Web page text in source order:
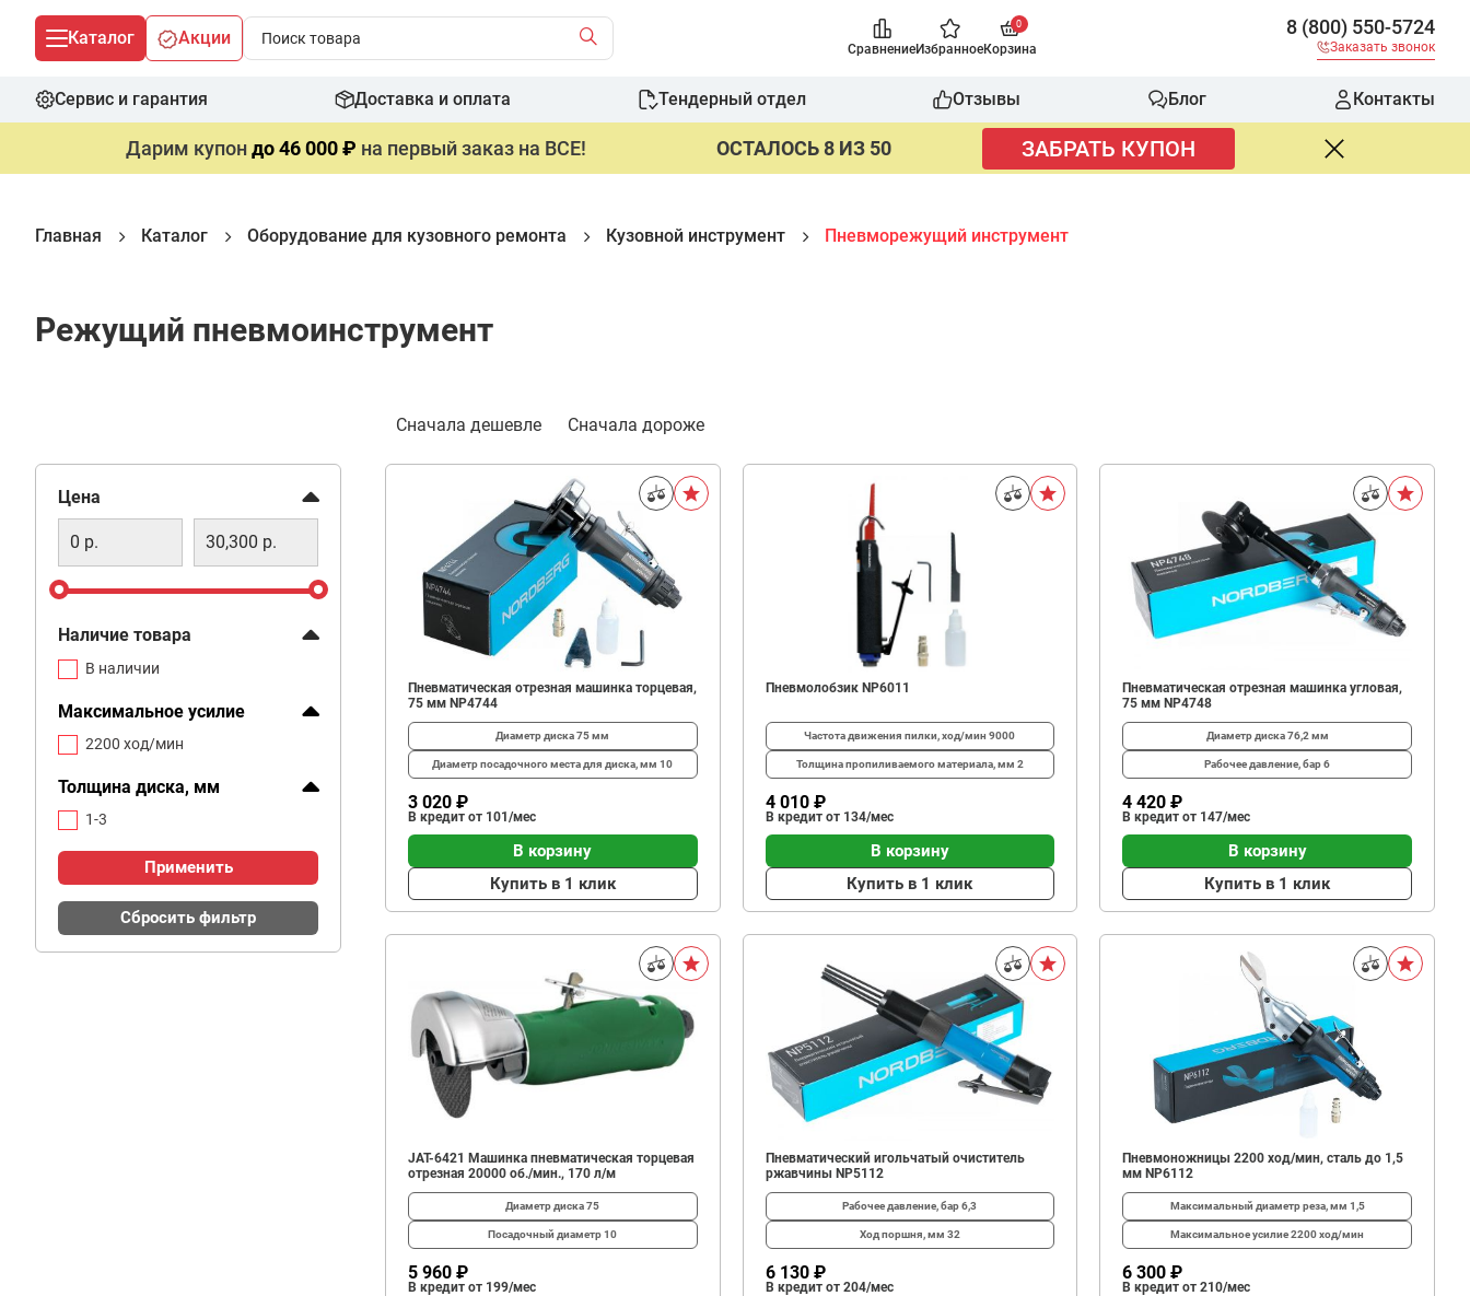
Каталог Акции
СравнениеИзбранное
0
Корзина
8 (800) 550-5724
Заказать звонок
Сервис и гарантия Доставка и оплата Тендерный отдел Отзывы Блог Контакты
Дарим купондо 46 000 ₽ на первый заказ на ВСЕ! ОСТАЛОСЬ 8 ИЗ 50 ЗАБРАТЬ КУПОН
Главная Каталог Оборудование для кузовного ремонта Кузовной инструмент Пневморежущий инструмент
Режущий пневмоинструмент
Фильтр
Цена
Наличие товара
В наличии
Максимальное усилие
2200 ход/мин
Толщина диска, мм
1-3
Применить
Сбросить фильтр
Сначала дешевле Сначала дороже
Фильтр
Пневмaтическая отрезная машинка торцевая,
75 мм NP4744
Диаметр диска75 мм
Диаметр посадочного места для диска, мм10
3 020 ₽
В кредит от 101/мес
В корзину
Купить в 1 клик
Пневмолобзик NP6011
Частота движения пилки, ход/мин9000
Толщина пропиливаемого материала, мм 2
4 010 ₽
В кредит от 134/мес
В корзину
Купить в 1 клик
Пневмaтическая отрезная машинка угловая,
75 мм NP4748
Диаметр диска76,2 мм
Рабочее давление, бар6
4 420 ₽
В кредит от 147/мес
В корзину
Купить в 1 клик
JAT-6421 Машинка пневматическая торцевая
отрезная 20000 об./мин., 170 л/м
Диаметр диска75
Посадочный диаметр10
5 960 ₽
В кредит от 199/мес
Пневматический игольчатый очиститель
ржавчины NP5112
Рабочее давление, бар6,3
Ход поршня, мм 32
6 130 ₽
В кредит от 204/мес
Пневмоножницы 2200 ход/мин, сталь до 1,5
мм NP6112
Максимальный диаметр реза, мм 1,5
Максимальное усилие2200 ход/мин
6 300 ₽
В кредит от 210/мес